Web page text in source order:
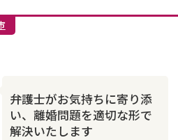
DV
モラハラ
国際離婚
弁護士がお気持ちに寄り添
い、離婚問題を適切な形で
解決いたします